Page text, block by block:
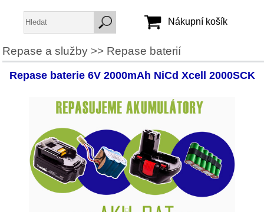
Jméno:
Heslo:
Zapomenuté heslo
Nákupní košík
Repase a služby>> Repase baterií
Repase baterie 6V 2000mAh NiCd Xcell 2000SCK